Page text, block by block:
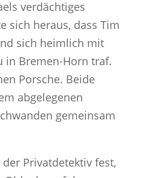
verdächtiges
sich heraus, dass Tim
sich heimlich mit
in Bremen-Horn traf.
Porsche. Beide
abgelegenen
gemeinsam
Privatdetektiv fest,